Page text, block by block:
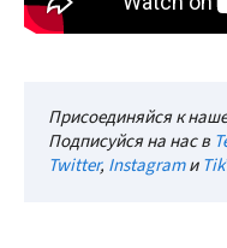
Присоединяйся к
Подписуйся на нас в
Twitter, Instagramи